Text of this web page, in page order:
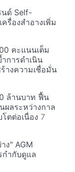
นด์ Self-
รื่องสำอางเพิ่ม
คะแนนเต็ม
การดำเนิน
างความเชื่อมั่น
ล้านบาท ฟื้น
ผลระหว่างกาล
ตต่อเนื่อง 7
ง" AGM
กำกับดูแล